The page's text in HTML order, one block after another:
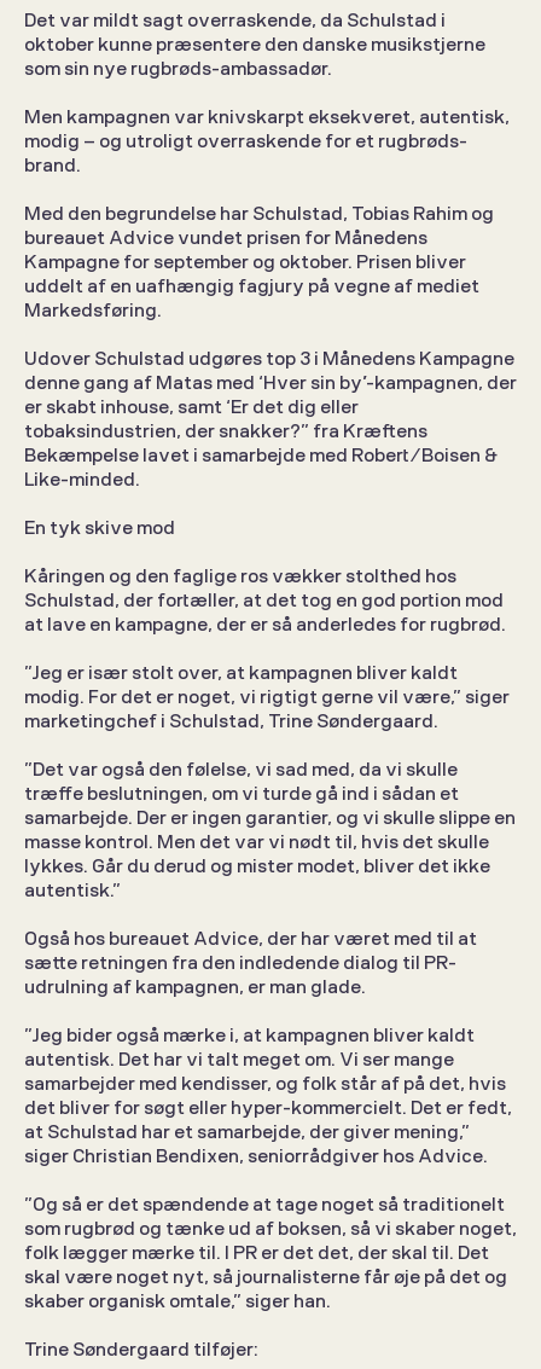
Det var mildt sagt overraskende, da Schulstad i
oktober kunne præsentere den danske musikstjerne
som sin nye rugbrøds-ambassadør.
Men kampagnen var knivskarpt eksekveret, autentisk,
modig – og utroligt overraskende for et rugbrøds-
brand.
Med den begrundelse har Schulstad, Tobias Rahim og
bureauet Advice vundet prisen for Månedens
Kampagne for september og oktober. Prisen bliver
uddelt af en uafhængig fagjury på vegne af mediet
Markedsføring.
Udover Schulstad udgøres top 3 i Månedens Kampagne
denne gang af Matas med ‘Hver sin by’-kampagnen, der
er skabt inhouse, samt ‘Er det dig eller
tobaksindustrien, der snakker?” fra Kræftens
Bekæmpelse lavet i samarbejde med Robert/Boisen &
Like-minded.
En tyk skive mod
Kåringen og den faglige ros vækker stolthed hos
Schulstad, der fortæller, at det tog en god portion mod
at lave en kampagne, der er så anderledes for rugbrød.
”Jeg er især stolt over, at kampagnen bliver kaldt
modig. For det er noget, vi rigtigt gerne vil være,” siger
marketingchef i Schulstad, Trine Søndergaard.
”Det var også den følelse, vi sad med, da vi skulle
træffe beslutningen, om vi turde gå ind i sådan et
samarbejde. Der er ingen garantier, og vi skulle slippe en
masse kontrol. Men det var vi nødt til, hvis det skulle
lykkes. Går du derud og mister modet, bliver det ikke
autentisk.”
Også hos bureauet Advice, der har været med til at
sætte retningen fra den indledende dialog til PR-
udrulning af kampagnen, er man glade.
”Jeg bider også mærke i, at kampagnen bliver kaldt
autentisk. Det har vi talt meget om. Vi ser mange
samarbejder med kendisser, og folk står af på det, hvis
det bliver for søgt eller hyper-kommercielt. Det er fedt,
at Schulstad har et samarbejde, der giver mening,”
siger Christian Bendixen, seniorrådgiver hos Advice.
”Og så er det spændende at tage noget så traditionelt
som rugbrød og tænke ud af boksen, så vi skaber noget,
folk lægger mærke til. I PR er det det, der skal til. Det
skal være noget nyt, så journalisterne får øje på det og
skaber organisk omtale,” siger han.
Trine Søndergaard tilføjer: